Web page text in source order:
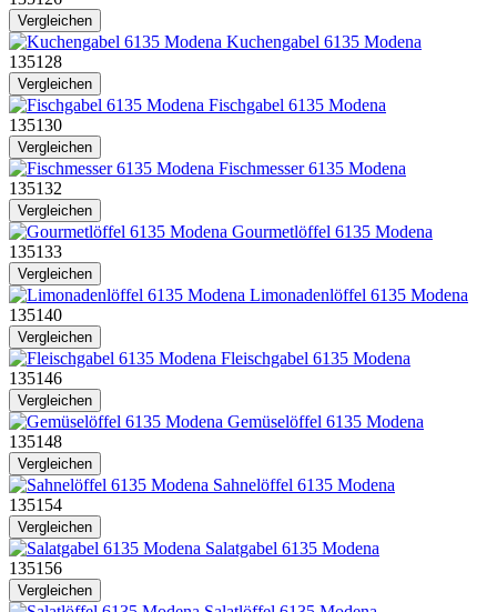
Vergleichen
Kuchengabel 6135 Modena
135128
Vergleichen
Fischgabel 6135 Modena
135130
Vergleichen
Fischmesser 6135 Modena
135132
Vergleichen
Gourmetlöffel 6135 Modena
135133
Vergleichen
Limonadenlöffel 6135 Modena
135140
Vergleichen
Fleischgabel 6135 Modena
135146
Vergleichen
Gemüselöffel 6135 Modena
135148
Vergleichen
Sahnelöffel 6135 Modena
135154
Vergleichen
Salatgabel 6135 Modena
135156
Vergleichen